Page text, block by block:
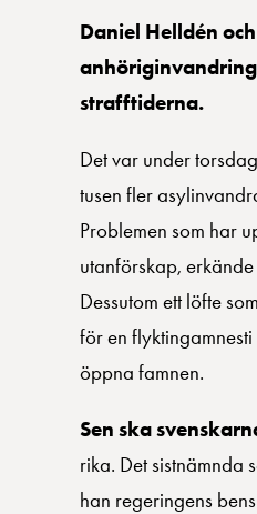
Daniel Helldén
strafftiderna.
Det var under
tusen fler
Problemen som har
utanförskap,
Dessutom ett löfte
för en
öppna famnen.
Sen ska
rika. Det sistnämnda
han regeringens